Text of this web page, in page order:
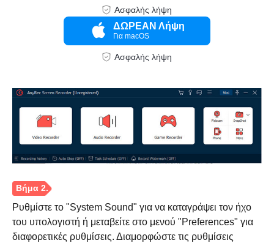
Ασφαλής λήψη
ΔΩΡΕΑΝ Λήψη
Για macOS
Ασφαλής λήψη
Ρυθμίστε το "System Sound" για να καταγράψει τον ήχο
του υπολογιστή ή μεταβείτε στο μενού "Preferences" για
διαφορετικές ρυθμίσεις. Διαμορφώστε τις ρυθμίσεις